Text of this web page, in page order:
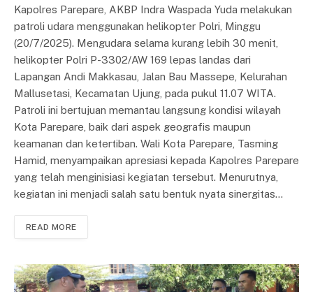
Kapolres Parepare, AKBP Indra Waspada Yuda melakukan
patroli udara menggunakan helikopter Polri, Minggu
(20/7/2025). Mengudara selama kurang lebih 30 menit,
helikopter Polri P-3302/AW 169 lepas landas dari
Lapangan Andi Makkasau, Jalan Bau Massepe, Kelurahan
Mallusetasi, Kecamatan Ujung, pada pukul 11.07 WITA.
Patroli ini bertujuan memantau langsung kondisi wilayah
Kota Parepare, baik dari aspek geografis maupun
keamanan dan ketertiban. Wali Kota Parepare, Tasming
Hamid, menyampaikan apresiasi kepada Kapolres Parepare
yang telah menginisiasi kegiatan tersebut. Menurutnya,
kegiatan ini menjadi salah satu bentuk nyata sinergitas…
READ MORE